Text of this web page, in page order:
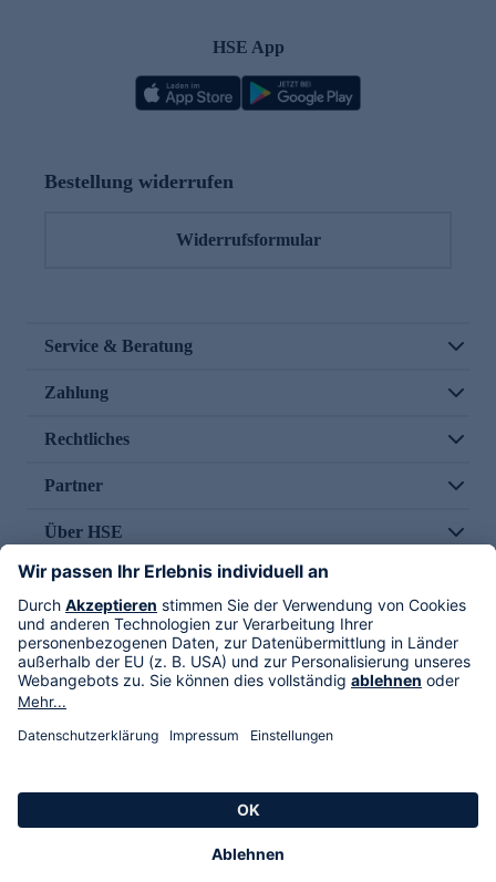
HSE App
Bestellung widerrufen
Widerrufsformular
Service & Beratung
Zahlung
Rechtliches
Partner
Über HSE
Im TV
HSE International